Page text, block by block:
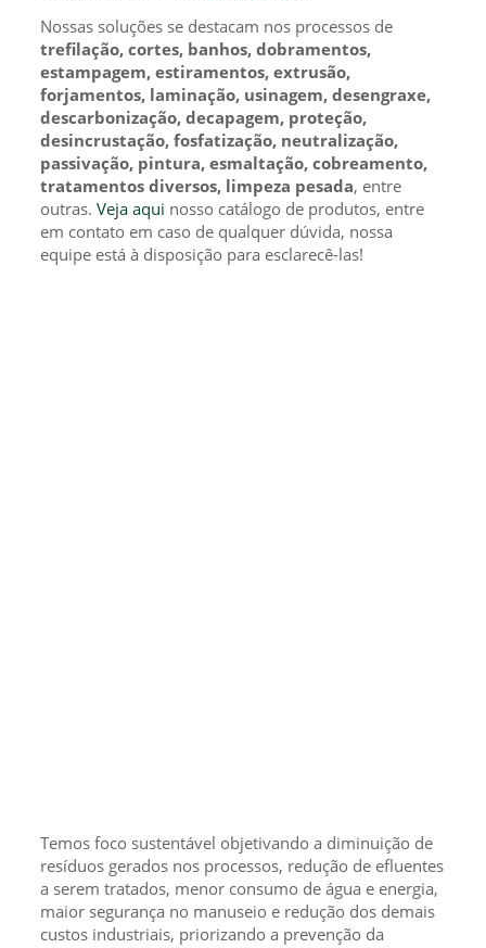
Nossas soluções se destacam nos processos de
trefilação, cortes, banhos, dobramentos,
estampagem, estiramentos, extrusão,
forjamentos, laminação, usinagem, desengraxe,
descarbonização, decapagem, proteção,
desincrustação, fosfatização, neutralização,
passivação, pintura, esmaltação, cobreamento,
tratamentos diversos, limpeza pesada, entre
outras. Veja aqui nosso catálogo de produtos, entre
em contato em caso de qualquer dúvida, nossa
equipe está à disposição para esclarecê-las!
Temos foco sustentável objetivando a diminuição de
resíduos gerados nos processos, redução de efluentes
a serem tratados, menor consumo de água e energia,
maior segurança no manuseio e redução dos demais
custos industriais, priorizando a prevenção da